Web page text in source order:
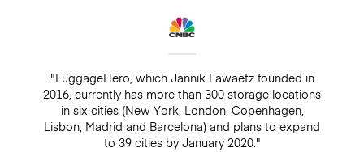
"LuggageHero, which Jannik Lawaetz founded in
2016, currently has more than 300 storage locations
in six cities (New York, London, Copenhagen,
Lisbon, Madrid and Barcelona) and plans to expand
to 39 cities by January 2020."